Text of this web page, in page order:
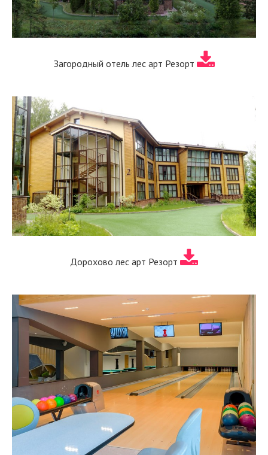
Загородный отель лес арт Резорт
Дорохово лес арт Резорт